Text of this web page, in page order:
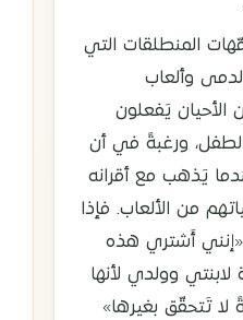
المنطلقات التي
وألعاب
الأحيان يَفعلون
ورغبةً في أن
يَذهب مع أقرانه
من الألعاب. فإذا
«إنني أَشتري هذه
لابنتي وولدي لأنها
لا تَتحقّق بغيرها»